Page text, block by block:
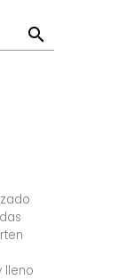

lleno